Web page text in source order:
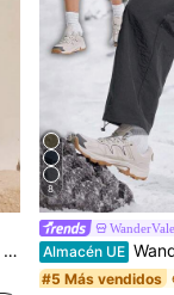
8
WanderVale
Almacén UE WanderVale
#5 Más vendidos